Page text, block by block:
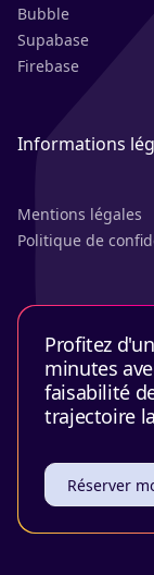
Bubble
Supabase
Firebase
Informations
Mentions légales
Politique de
Profitez
minutes
faisabilité
trajectoire
Réserver